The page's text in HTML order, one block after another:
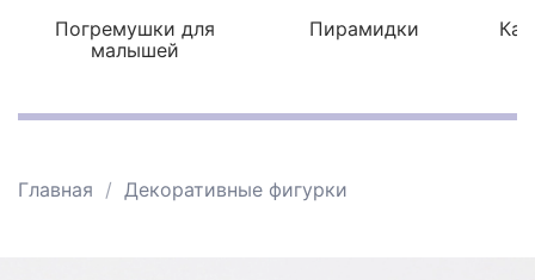
Погремушки для
малышей
Пирамидки
Главная Декоративные фигурки